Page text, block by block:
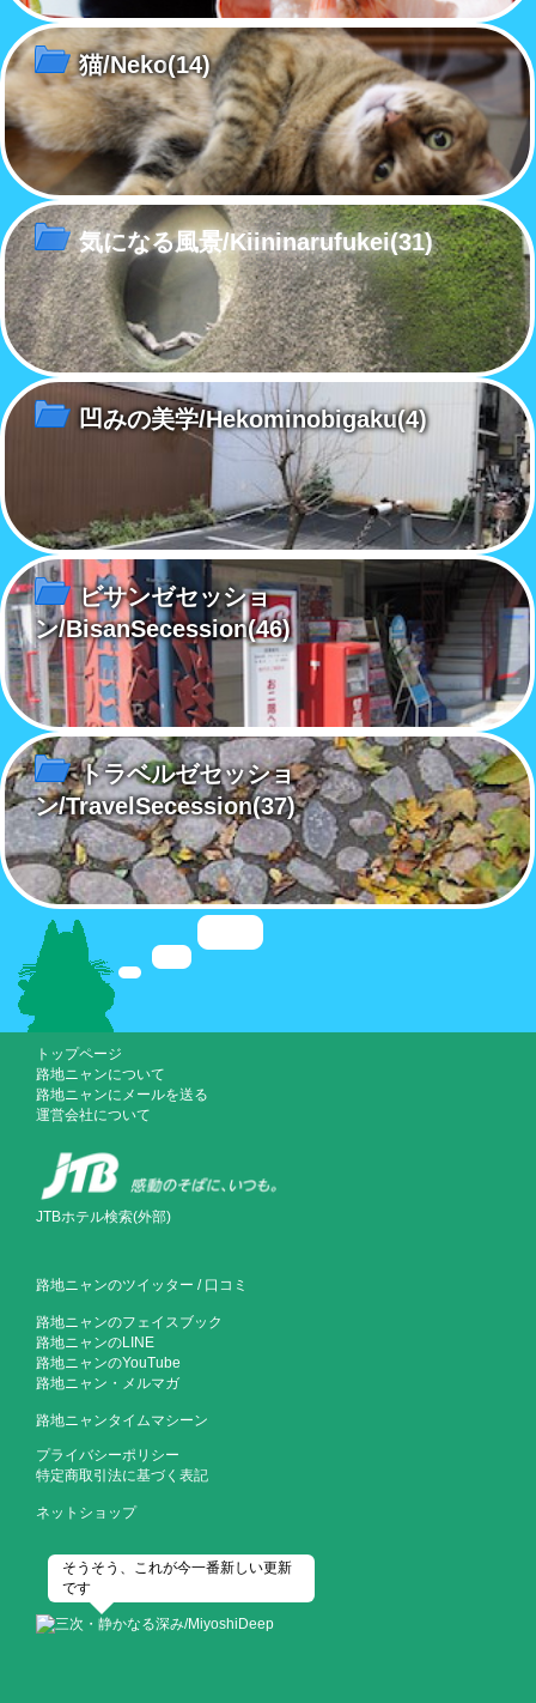
猫/Neko(14)
気になる風景/Kiininarufukei(31)
凹みの美学/Hekominobigaku(4)
ビサンゼセッショ
ン/BisanSecession(46)
トラベルゼセッショ
ン/TravelSecession(37)
トップページ
路地ニャンについて
路地ニャンにメールを送る
運営会社について
JTBホテル検索(外部)
路地ニャンのツイッター / 口コミ
路地ニャンのフェイスブック
路地ニャンのLINE
路地ニャンのYouTube
路地ニャン・メルマガ
路地ニャンタイムマシーン
プライバシーポリシー
特定商取引法に基づく表記
ネットショップ
そうそう、これが今一番新しい更新
です